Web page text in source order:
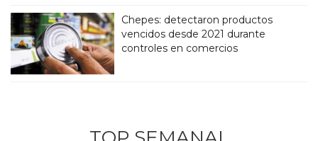
Chepes: detectaron productos
vencidos desde 2021 durante
controles en comercios